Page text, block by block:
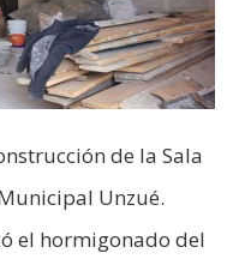
de la Sala
Unzué.
el hormigonado del